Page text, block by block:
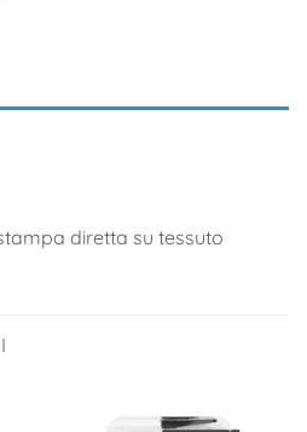
diretta su tessuto